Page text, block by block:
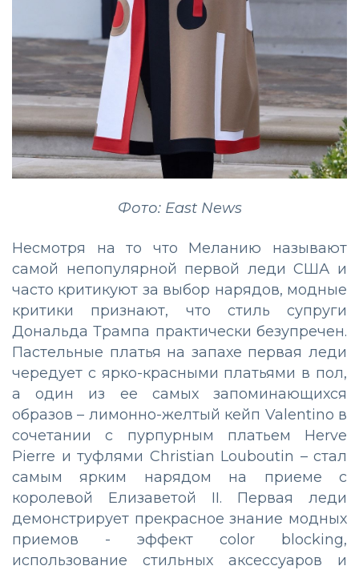
Фото: East News
Несмотря на то что Меланию называют
самой непопулярной первой леди США и
часто критикуют за выбор нарядов, модные
критики признают, что стиль супруги
Дональда Трампа практически безупречен.
Пастельные платья на запахе первая леди
чередует с ярко-красными платьями в пол,
а один из ее самых запоминающихся
образов – лимонно-желтый кейп Valentino в
сочетании с пурпурным платьем Herve
Pierre и туфлями Christian Louboutin – стал
самым ярким нарядом на приеме с
королевой Елизаветой II. Первая леди
демонстрирует прекрасное знание модных
приемов - эффект color blocking,
использование стильных аксессуаров и